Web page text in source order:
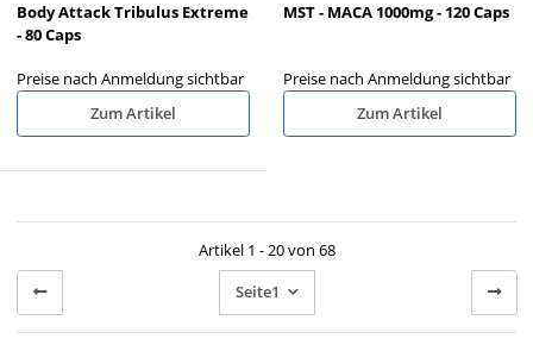
Body Attack Tribulus Extreme
- 80 Caps
Preise nach Anmeldung sichtbar
Zum Artikel
MST - MACA 1000mg - 120 Caps
Preise nach Anmeldung sichtbar
Zum Artikel
Artikel 1 - 20 von 68
Seite1